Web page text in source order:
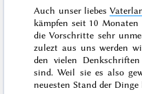
Auch unser liebes
kämpfen seit 10
die Vorschritte sehr
zulezt aus uns werden
den vielen
sind. Weil sie es also
neuesten Stand der Dinge